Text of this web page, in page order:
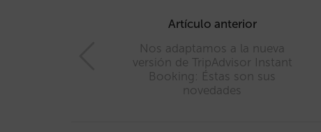
Artículo anterior
Nos adaptamos a la nueva
versión de TripAdvisor Instant
Booking: Éstas son sus
novedades